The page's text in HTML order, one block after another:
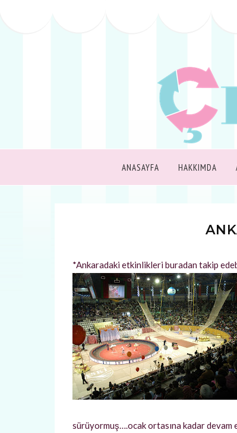
ANASAYFA HAKKIMDA
*Ankaradaki etkinlikleri buradan takip
sürüyormuş….ocak ortasına kadar